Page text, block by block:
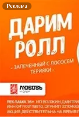
Реклама